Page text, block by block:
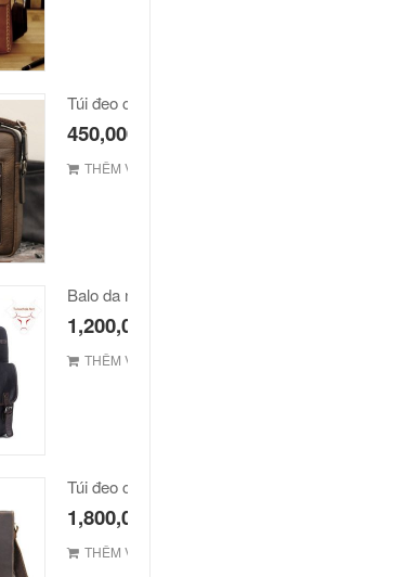
Túi đeo chéo Jeep giá rẻ 04
450,000
THÊM VÀO GIỎ
Balo da nam hàn quốc cao cấp
1,200,000
THÊM VÀO GIỎ
1,800,000
THÊM VÀO GIỎ